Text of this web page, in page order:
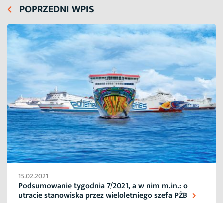
POPRZEDNI WPIS
15.02.2021
Podsumowanie tygodnia 7/2021, a w nim m.in.: o
utracie stanowiska przez wieloletniego szefa PŻB